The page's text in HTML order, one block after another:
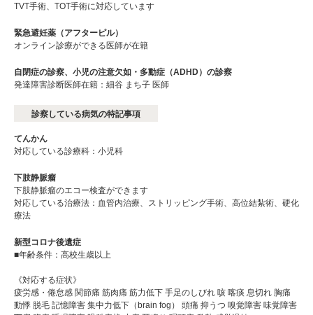
TVT手術、TOT手術に対応しています
緊急避妊薬（アフターピル）
オンライン診療ができる医師が在籍
自閉症の診察、小児の注意欠如・多動症（ADHD）の診察
発達障害診断医師在籍：細谷 まち子 医師
診察している病気の特記事項
てんかん
対応している診療科：小児科
下肢静脈瘤
下肢静脈瘤のエコー検査ができます
対応している治療法：血管内治療、ストリッピング手術、高位結紮術、硬化
療法
新型コロナ後遺症
■年齢条件：高校生歳以上
《対応する症状》
疲労感・倦怠感 関節痛 筋肉痛 筋力低下 手足のしびれ 咳 喀痰 息切れ 胸痛
動悸 脱毛 記憶障害 集中力低下（brain fog） 頭痛 抑うつ 嗅覚障害 味覚障害